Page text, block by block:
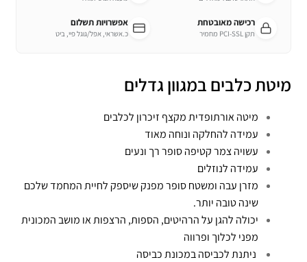
רכישה מאובטחת
תקן PCI-SSL מחמיר
אפשרויות תשלום
כ.אשראי, אפל/גוגל פיי, ביט
מיטת כלבים במגוון גדלים
מיטה אורתופדית מקצף זיכרון לכלבים
עמידה להחלקה ונוחה מאוד
עשויה צמר קטיפה סופר רך ונעים
עמידה לנוזלים
מזרן עבה ומשטח סופר מפנק שיספק לחיית המחמד שלכם
שינה טובה יותר.
יכולה להגן על הרהיטים, הספות, הרצפות או מושב המכונית
מפני לכלוך ופרווה
ניתנת לכביסה במכונת כביסה